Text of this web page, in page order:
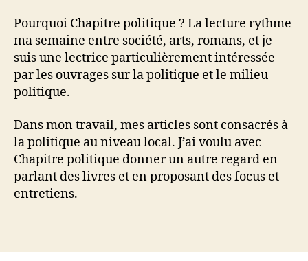
Pourquoi Chapitre politique ? La lecture rythme
ma semaine entre société, arts, romans, et je
suis une lectrice particulièrement intéressée
par les ouvrages sur la politique et le milieu
politique.
Dans mon travail, mes articles sont consacrés à
la politique au niveau local. J’ai voulu avec
Chapitre politique donner un autre regard en
parlant des livres et en proposant des focus et
entretiens.